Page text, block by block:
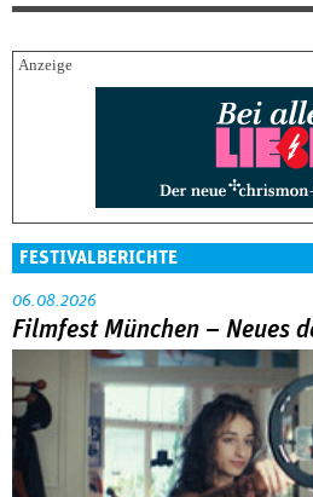
FESTIVALBERICHTE
06.08.2026
Filmfest München – Neues